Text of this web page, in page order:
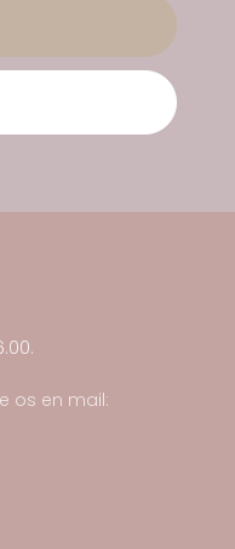
os en mail: